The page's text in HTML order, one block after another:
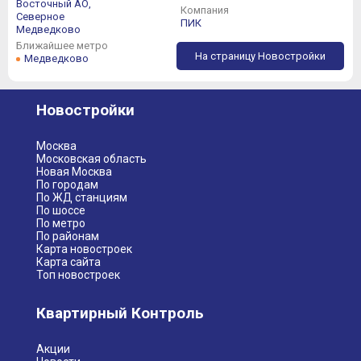
Восточный АО,
Северное
Медведково
Ближайшее метро
Медведково
Компания
ПИК
На страницу Новостройки
Новостройки
Москва
Московская область
Новая Москва
По городам
По ЖД станциям
По шоссе
По метро
По районам
Карта новостроек
Карта сайта
Топ новостроек
Квартирный Контроль
Акции